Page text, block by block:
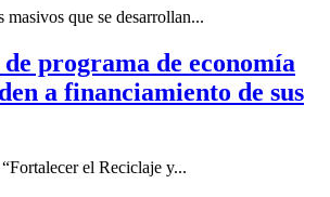
masivos que se desarrollan...
programa de economía
a financiamiento de sus
el Reciclaje y...